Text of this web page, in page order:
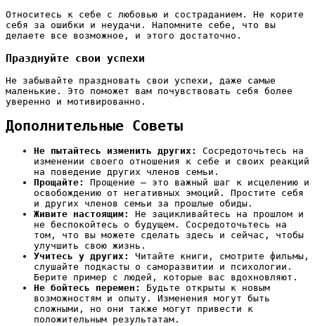
Относитесь к себе с любовью и состраданием. Не корите
себя за ошибки и неудачи. Напомните себе, что вы
делаете все возможное, и этого достаточно.
Празднуйте свои успехи
Не забывайте праздновать свои успехи, даже самые
маленькие. Это поможет вам почувствовать себя более
уверенно и мотивированно.
Дополнительные Советы
Не пытайтесь изменить других:
Сосредоточьтесь на
изменении своего отношения к себе и своих реакций
на поведение других членов семьи.
Прощайте:
Прощение – это важный шаг к исцелению и
освобождению от негативных эмоций. Простите себя
и других членов семьи за прошлые обиды.
Живите настоящим:
Не зацикливайтесь на прошлом и
не беспокойтесь о будущем. Сосредоточьтесь на
том, что вы можете сделать здесь и сейчас, чтобы
улучшить свою жизнь.
Учитесь у других:
Читайте книги, смотрите фильмы,
слушайте подкасты о саморазвитии и психологии.
Берите пример с людей, которые вас вдохновляют.
Не бойтесь перемен:
Будьте открыты к новым
возможностям и опыту. Изменения могут быть
сложными, но они также могут привести к
положительным результатам.